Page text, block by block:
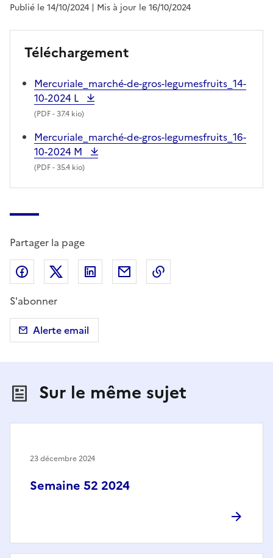
Publié le 14/10/2024 | Mis à jour le 16/10/2024
Téléchargement
Mercuriale_marché-de-gros-legumesfruits_14-
10-2024 L
(PDF- 37.4 kio)
Mercuriale_marché-de-gros-legumesfruits_16-
10-2024 M
(PDF- 35.4 kio)
Partager la page
Partager sur Facebook
Partager sur X (anciennement Twitter)
Partager sur LinkedIn
Partager par email
S'abonner
Alerte email
Sur le même sujet
Semaine 52 2024
23 décembre 2024